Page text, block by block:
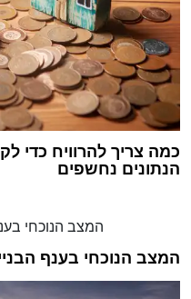
הנתונים נחשפים
המצב הנוכחי בענף